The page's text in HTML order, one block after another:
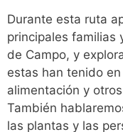
Durante esta ruta
principales familias
de Campo, y
estas han tenido
alimentación y
También
las plantas y las